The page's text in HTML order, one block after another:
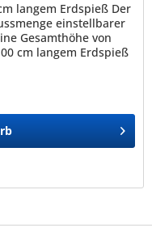
langem Erdspieß Der
einstellbarer
Gesamthöhe von
cm langem Erdspieß